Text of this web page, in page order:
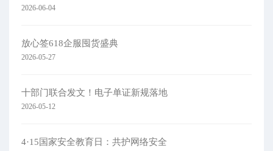
2026-06-04
放心签618企服囤货盛典
2026-05-27
十部门联合发文！电子单证新规落地
2026-05-12
4·15国家安全教育日：共护网络安全​